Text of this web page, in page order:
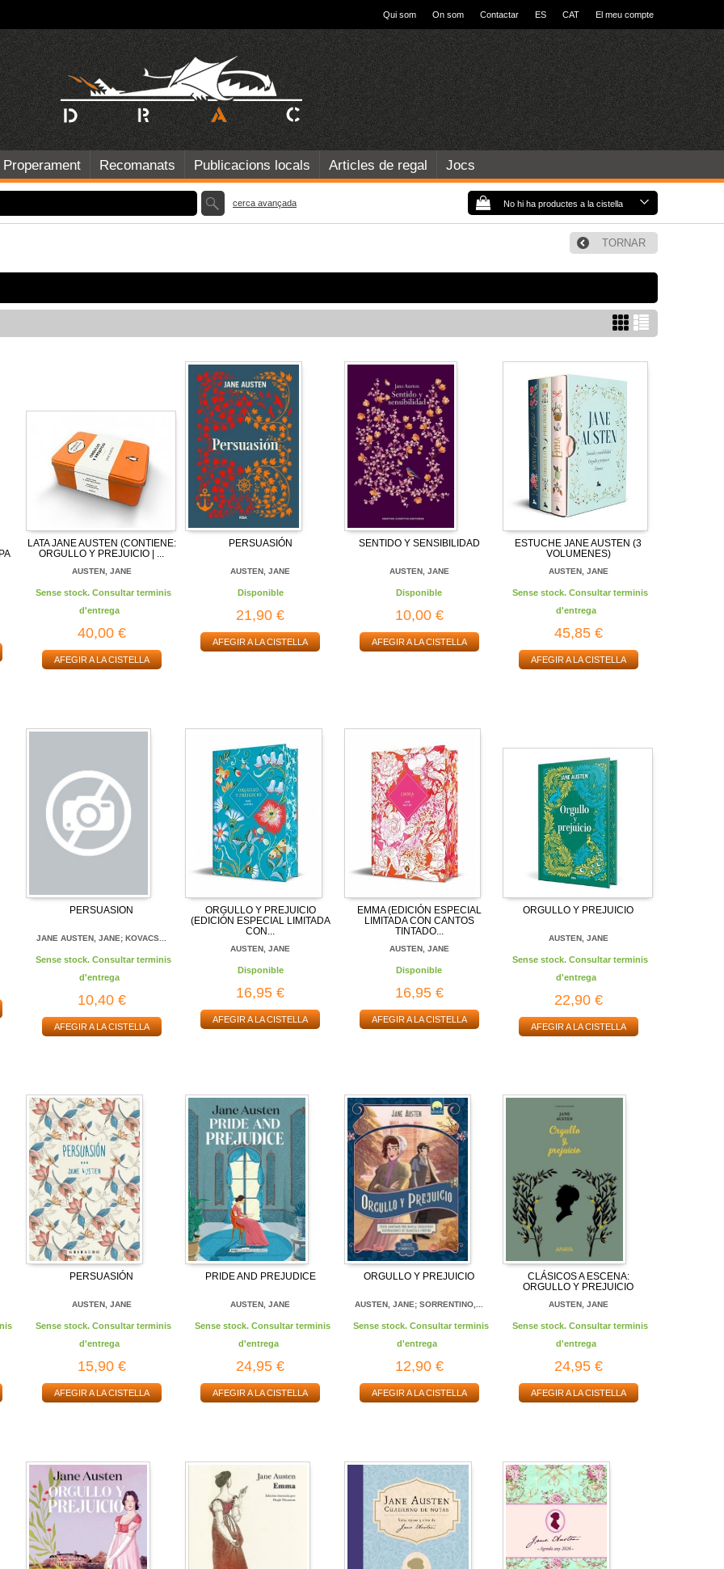
Qui som On som Contactar ES CAT El meu compte
Properament Recomanats Publicacions locals Articles de regal Jocs
No hi ha productes a la cistella
cerca avançada
TORNAR
LATA JANE AUSTEN (CONTIENE:
ORGULLO Y PREJUICIO | ...
AUSTEN, JANE
Sense stock. Consultar terminis
d'entrega
40,00 €
AFEGIR A LA CISTELLA
PERSUASIÓN
AUSTEN, JANE
Disponible
21,90 €
AFEGIR A LA CISTELLA
SENTIDO Y SENSIBILIDAD
AUSTEN, JANE
Disponible
10,00 €
AFEGIR A LA CISTELLA
ESTUCHE JANE AUSTEN (3
VOLUMENES)
AUSTEN, JANE
Sense stock. Consultar terminis
d'entrega
45,85 €
AFEGIR A LA CISTELLA
PERSUASION
JANE AUSTEN, JANE; KOVACS...
Sense stock. Consultar terminis
d'entrega
10,40 €
AFEGIR A LA CISTELLA
ORGULLO Y PREJUICIO
(EDICIÓN ESPECIAL LIMITADA
CON...
AUSTEN, JANE
Disponible
16,95 €
AFEGIR A LA CISTELLA
EMMA (EDICIÓN ESPECIAL
LIMITADA CON CANTOS
TINTADO...
AUSTEN, JANE
Disponible
16,95 €
AFEGIR A LA CISTELLA
ORGULLO Y PREJUICIO
AUSTEN, JANE
Sense stock. Consultar terminis
d'entrega
22,90 €
AFEGIR A LA CISTELLA
PERSUASIÓN
AUSTEN, JANE
Sense stock. Consultar terminis
d'entrega
15,90 €
AFEGIR A LA CISTELLA
PRIDE AND PREJUDICE
AUSTEN, JANE
Sense stock. Consultar terminis
d'entrega
24,95 €
AFEGIR A LA CISTELLA
ORGULLO Y PREJUICIO
AUSTEN, JANE; SORRENTINO,...
Sense stock. Consultar terminis
d'entrega
12,90 €
AFEGIR A LA CISTELLA
CLÁSICOS A ESCENA:
ORGULLO Y PREJUICIO
AUSTEN, JANE
Sense stock. Consultar terminis
d'entrega
24,95 €
AFEGIR A LA CISTELLA